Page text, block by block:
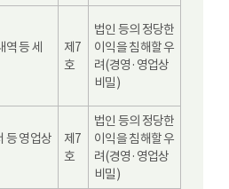
역 등 세
제7
호
법인 등의 정당한
이익을 침해할 우
려(경영·영업상
비밀)
등 영업상
제7
호
법인 등의 정당한
이익을 침해할 우
려(경영·영업상
비밀)